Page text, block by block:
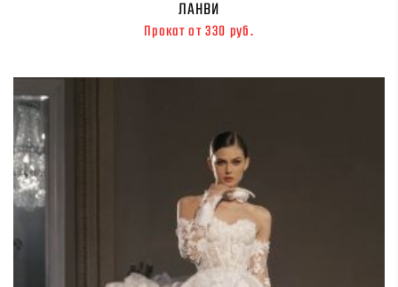
ЛАНВИ
Прокат от 330 руб.